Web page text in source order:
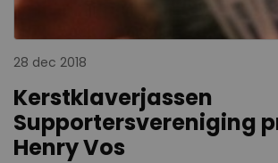
28 dec 2018
Kerstklaverjassen
Supportersvereniging
Henry Vos